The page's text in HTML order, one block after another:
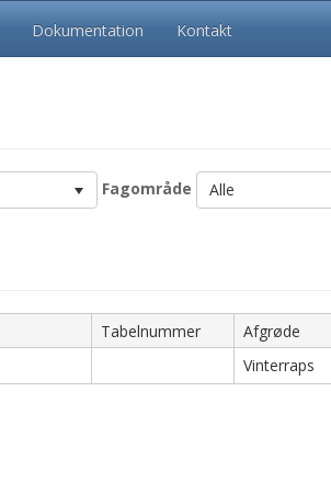
Dokumentation Kontakt
Fagområde Alle
Tabelnummer Afgrøde
Vinterraps